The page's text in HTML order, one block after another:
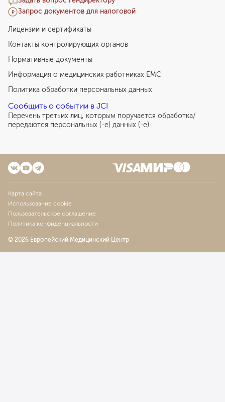
Запрос документов для налоговой
Лицензии и сертификаты
Контакты контролирующих органов
Нормативные документы
Информация о медицинских работниках EMC
Политика обработки персональных данных
Сообщить о событии в JCI
Перечень третьих лиц, которым поручается обработка/
передаются персональных (-е) данных (-е)
Карта сайта
Использование cookie
Пользовательское соглашение
Политика конфиденциальности
© 2026 Европейский Медицинский Центр